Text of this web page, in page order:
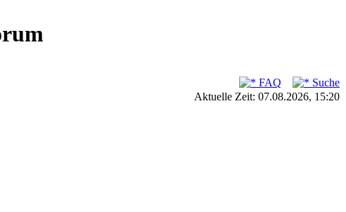
FAQ
Suche
Aktuelle Zeit: 07.08.2026, 15:20